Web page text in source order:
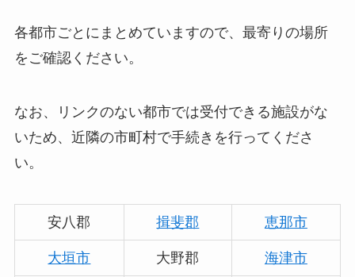
各都市ごとにまとめていますので、最寄りの場所
をご確認ください。
なお、リンクのない都市では受付できる施設がな
いため、近隣の市町村で手続きを行ってくださ
い。
安八郡 揖斐郡 恵那市
大垣市 大野郡 海津市